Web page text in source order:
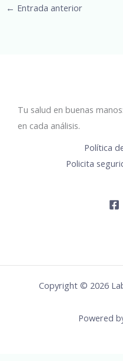
← Entrada anterior
Tu salud en buenas
en cada análisis.
Política
Policita
Copyright © 2026
Powered